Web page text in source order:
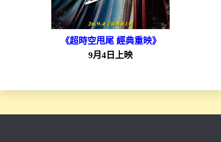
《超時空甩尾 經典重映》
9月4日上映